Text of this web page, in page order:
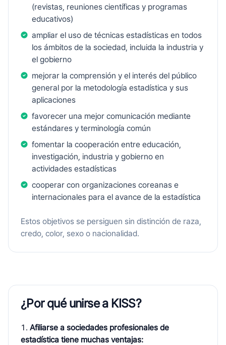
(revistas, reuniones científicas y programas
educativos)
ampliar el uso de técnicas estadísticas en todos
los ámbitos de la sociedad, incluida la industria y
el gobierno
mejorar la comprensión y el interés del público
general por la metodología estadística y sus
aplicaciones
favorecer una mejor comunicación mediante
estándares y terminología común
fomentar la cooperación entre educación,
investigación, industria y gobierno en
actividades estadísticas
cooperar con organizaciones coreanas e
internacionales para el avance de la estadística
Estos objetivos se persiguen sin distinción de raza,
credo, color, sexo o nacionalidad.
¿Por qué unirse a KISS?
Afiliarse a sociedades profesionales de
estadística tiene muchas ventajas: